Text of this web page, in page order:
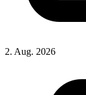
2. Aug. 2026